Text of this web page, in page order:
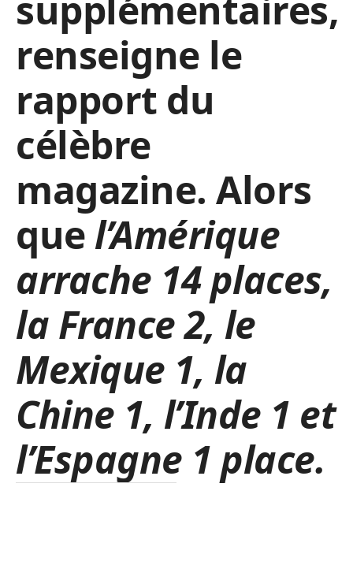
renseigne le
rapport du
célèbre
magazine. Alors
que l’Amérique
arrache 14 places,
la France 2, le
Mexique 1, la
Chine 1, l’Inde 1 et
l’Espagne 1 place.